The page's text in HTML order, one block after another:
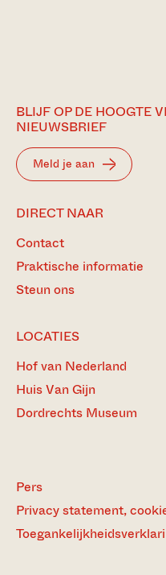
BLIJF OP DE HOOGTE
NIEUWSBRIEF
Meld je aan
DIRECT NAAR
Contact
Praktische informatie
Steun ons
LOCATIES
Hof van Nederland
Huis Van Gijn
Dordrechts Museum
Pers
Privacy statement,